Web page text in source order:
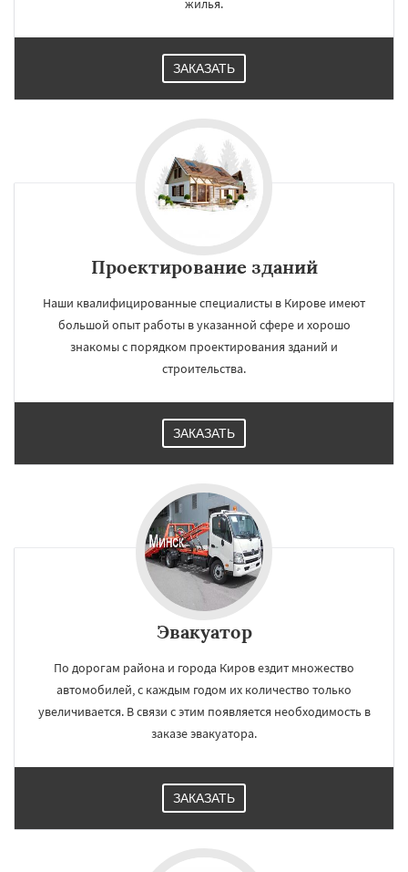
жилья.
ЗАКАЗАТЬ
Проектирование зданий
Наши квалифицированные специалисты в Кирове имеют
большой опыт работы в указанной сфере и хорошо
знакомы с порядком проектирования зданий и
строительства.
ЗАКАЗАТЬ
Эвакуатор
По дорогам района и города Киров ездит множество
автомобилей, с каждым годом их количество только
увеличивается. В связи с этим появляется необходимость в
заказе эвакуатора.
ЗАКАЗАТЬ